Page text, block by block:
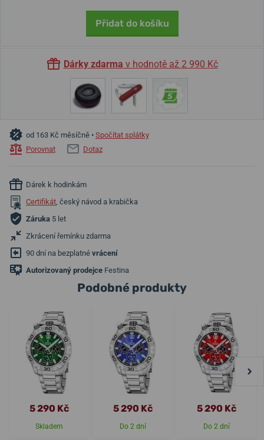
Přidat do košíku
Dárky zdarma v hodnotě až 2 990 Kč
od 163 Kč měsíčně • Spočítat splátky
Porovnat
Dotaz
Dárek k hodinkám
Certifikát, český návod a krabička
Záruka 5 let
Zkrácení řemínku zdarma
90 dní na bezplatné vrácení
Autorizovaný prodejce Festina
Podobné produkty
5 290 Kč
Skladem
5 290 Kč
Do 2 dní
5 290 Kč
Do 2 dní